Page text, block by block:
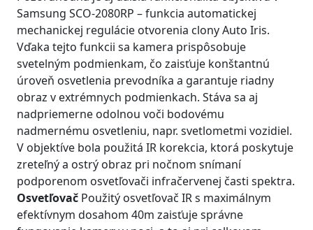
Samsung SCO-2080RP – funkcia automatickej
mechanickej regulácie otvorenia clony Auto Iris.
Vďaka tejto funkcii sa kamera prispôsobuje
svetelným podmienkam, čo zaisťuje konštantnú
úroveň osvetlenia prevodníka a garantuje riadny
obraz v extrémnych podmienkach. Stáva sa aj
nadpriemerne odolnou voči bodovému
nadmernému osvetleniu, napr. svetlometmi vozidiel.
V objektíve bola použitá IR korekcia, ktorá poskytuje
zreteľný a ostrý obraz pri nočnom snímaní
podporenom osvetľovači infračervenej časti spektra.
Osvetľovač Použitý osvetľovač IR s maximálnym
efektívnym dosahom 40m zaisťuje správne